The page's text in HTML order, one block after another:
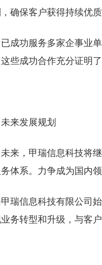
确保客户获得持续优质
成功服务多家企事业
些成功合作充分证明
来发展规划
来，甲瑞信息科技将
体系。力争成为国内
瑞信息科技有限公司
务转型和升级，与客